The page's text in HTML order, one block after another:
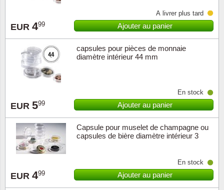
EUR 499
À livrer plus tard
Ajouter au panier
capsules pour pièces de monnaie
diamètre intérieur 44 mm
EUR 599
En stock
Ajouter au panier
Capsule pour muselet de champagne ou
capsules de bière diamètre intérieur 3
EUR 499
En stock
Ajouter au panier